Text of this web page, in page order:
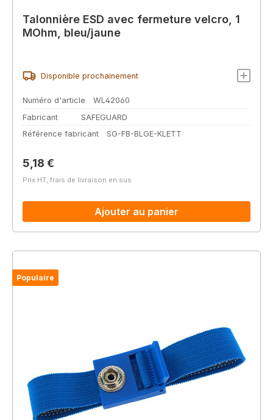
Talonnière ESD avec fermeture velcro, 1
MOhm, bleu/jaune
Disponible prochainement
Numéro d'article
WL42060
Fabricant
SAFEGUARD
Référence fabricant
SG-FB-BLGE-KLETT
Prix régulier :
5,18 €
Prix HT, frais de livraison en sus
Ajouter au panier
Populaire